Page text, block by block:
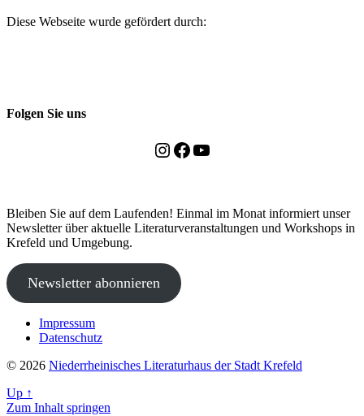
Diese Webseite wurde gefördert durch:
Folgen Sie uns
Instagram
Facebook
YouTube
Bleiben Sie auf dem Laufenden! Einmal im Monat informiert unser
Newsletter über aktuelle Literaturveranstaltungen und Workshops in
Krefeld und Umgebung.
Newsletter abonnieren
Impressum
Datenschutz
© 2026 Niederrheinisches Literaturhaus der Stadt Krefeld
Up ↑
Zum Inhalt springen